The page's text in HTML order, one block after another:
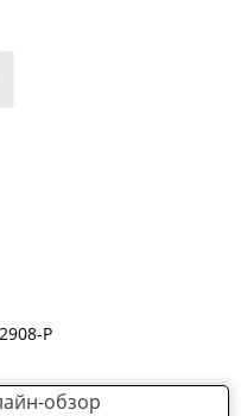
Р
обзор